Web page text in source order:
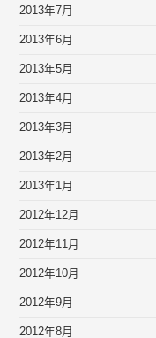
2013年7月
2013年6月
2013年5月
2013年4月
2013年3月
2013年2月
2013年1月
2012年12月
2012年11月
2012年10月
2012年9月
2012年8月